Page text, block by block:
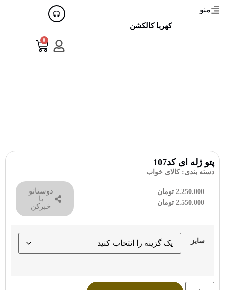
منو
کهربا کالکشن
0
پتو ژله ای کد107
دسته بندی: کالای خواب
2.250.000 تومان –
2.550.000 تومان
دوستاتو
با
خبرکن
سایز